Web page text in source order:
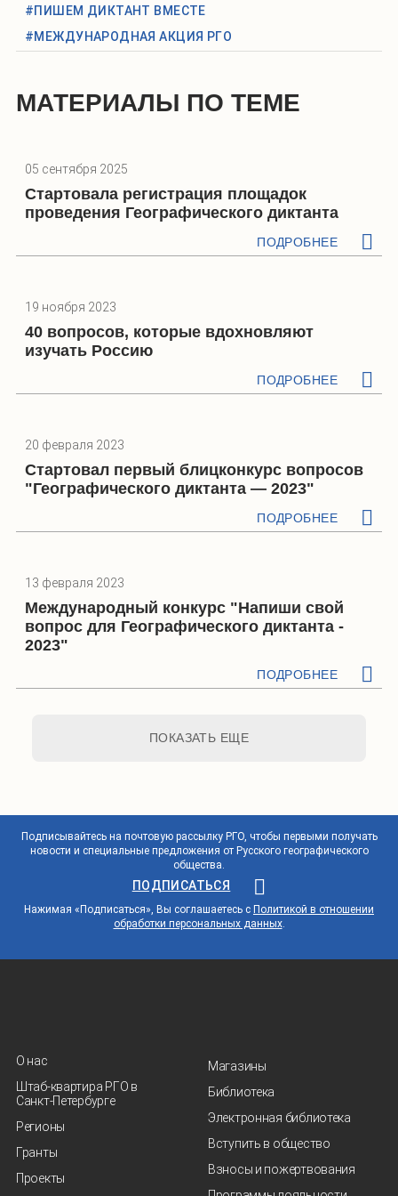
#ПИШЕМ ДИКТАНТ ВМЕСТЕ
#МЕЖДУНАРОДНАЯ АКЦИЯ РГО
МАТЕРИАЛЫ ПО ТЕМЕ
05 сентября 2025
Стартовала регистрация площадок
проведения Географического диктанта
ПОДРОБНЕЕ
19 ноября 2023
40 вопросов, которые вдохновляют
изучать Россию
ПОДРОБНЕЕ
20 февраля 2023
Стартовал первый блицконкурс вопросов
"Географического диктанта — 2023"
ПОДРОБНЕЕ
13 февраля 2023
Международный конкурс "Напиши свой
вопрос для Географического диктанта -
2023"
ПОДРОБНЕЕ
ПОКАЗАТЬ ЕЩЕ
Подписывайтесь на почтовую рассылку РГО, чтобы первыми получать
новости и специальные предложения от Русского географического
общества.
ПОДПИСАТЬСЯ
Нажимая «Подписаться», Вы соглашаетесь с Политикой в отношении
обработки персональных данных.
О нас
Штаб-квартира РГО в
Санкт‑Петербурге
Регионы
Гранты
Проекты
Магазины
Библиотека
Электронная библиотека
Вступить в общество
Взносы и пожертвования